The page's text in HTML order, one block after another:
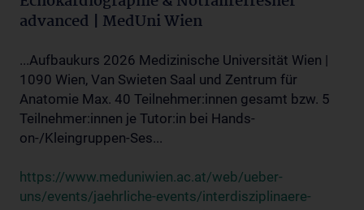
advanced | MedUni Wien
...Aufbaukurs 2026 Medizinische Universität Wien |
1090 Wien, Van Swieten Saal und Zentrum für
Anatomie Max. 40 Teilnehmer:innen gesamt bzw. 5
Teilnehmer:innen je Tutor:in bei Hands-
on-/Kleingruppen-Ses...
https://www.meduniwien.ac.at/web/ueber-
uns/events/jaehrliche-events/interdisziplinaere-